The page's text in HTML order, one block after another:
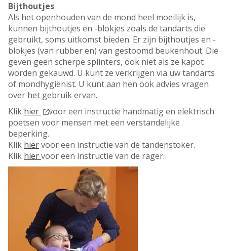
Bijthoutjes
Als het openhouden van de mond heel moeilijk is,
kunnen bijthoutjes en -blokjes zoals de tandarts die
gebruikt, soms uitkomst bieden. Er zijn bijthoutjes en -
blokjes (van rubber en) van gestoomd beukenhout. Die
geven geen scherpe splinters, ook niet als ze kapot
worden gekauwd. U kunt ze verkrijgen via uw tandarts
of mondhygiënist. U kunt aan hen ook advies vragen
over het gebruik ervan.
Klik hier
voor een instructie handmatig en elektrisch
poetsen voor mensen met een verstandelijke
beperking.
Klik hiervoor een instructie van de tandenstoker.
Klik hiervoor een instructie van de rager.